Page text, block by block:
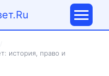
история, право и